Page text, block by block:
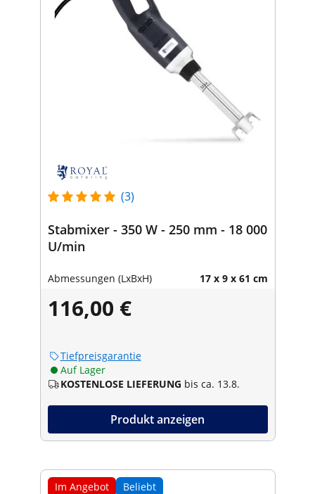
(3)
Stabmixer - 350 W - 250 mm - 18 000
U/min
Abmessungen (LxBxH) 17 x 9 x 61 cm
116,00 €
Tiefpreisgarantie
Auf Lager
KOSTENLOSE LIEFERUNG bis ca. 13.8.
Produkt anzeigen
Im Angebot Beliebt